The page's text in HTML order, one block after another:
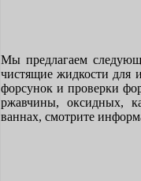
Мы предлагаем
чистящие жидкости для
форсунок и проверки
ржавчины, оксидных,
ваннах, смотрите